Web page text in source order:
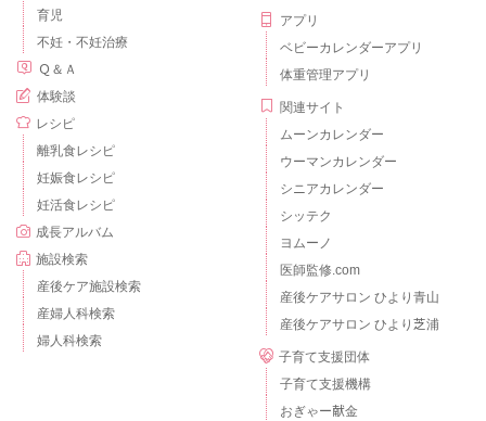
育児
不妊・不妊治療
Ｑ＆Ａ
体験談
レシピ
離乳食レシピ
妊娠食レシピ
妊活食レシピ
成長アルバム
施設検索
産後ケア施設検索
産婦人科検索
婦人科検索
アプリ
ベビーカレンダーアプリ
体重管理アプリ
関連サイト
ムーンカレンダー
ウーマンカレンダー
シニアカレンダー
シッテク
ヨムーノ
医師監修.com
産後ケアサロン ひより青山
産後ケアサロン ひより芝浦
子育て支援団体
子育て支援機構
おぎゃー献金